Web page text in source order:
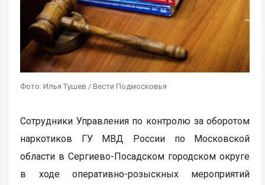
Фото: Илья Тушев / Вести Подмосковья
Сотрудники Управления по контролю за оборотом
наркотиков ГУ МВД России по Московской
области в Сергиево-Посадском городском округе
в ходе оперативно-розыскных мероприятий